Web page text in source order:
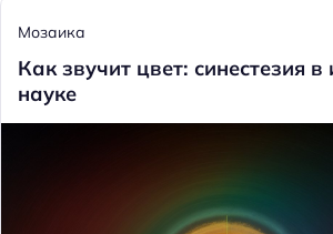
Мозаика
Как звучит цвет: синестезия в
науке